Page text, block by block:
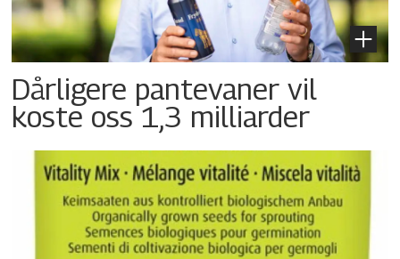
Dårligere pantevaner vil
koste oss 1,3 milliarder